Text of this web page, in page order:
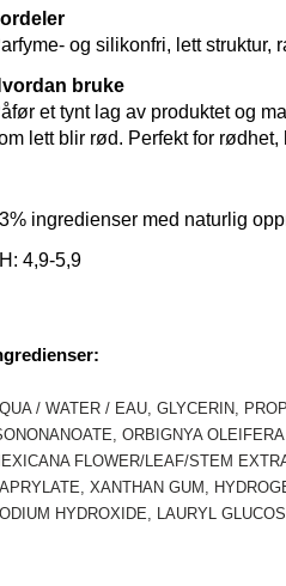
og silikonfri, lett struktur,
bruke
et tynt lag av produktet og
lett blir rød. Perfekt for
ingredienser med naturlig
4,9-5,9
/ WATER / EAU, GLYCERIN,
ORBIGNYA
FLOWER/LEAF/STEM
XANTHAN GUM,
HYDROXIDE, LAURYL